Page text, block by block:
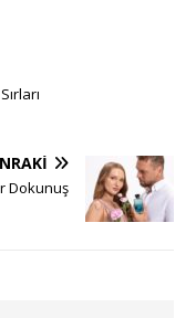
Dokunuş